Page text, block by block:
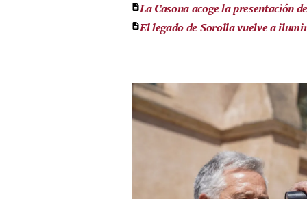
La Casona acoge la presentación
El legado de Sorolla vuelve a